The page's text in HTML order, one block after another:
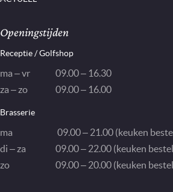
Openingstijden
Receptie / Golfshop
ma – vr
09.00 – 16.30
za – zo
09.00 – 16.00
Brasserie
ma
09.00 – 21.00 (keuken
di – za
09.00 – 22.00 (keuken
zo
09.00 – 20.00 (keuken